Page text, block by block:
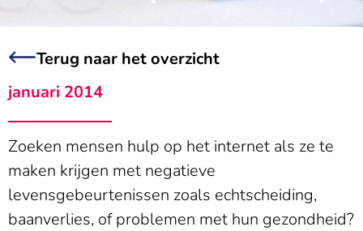
Terug naar het overzicht
januari 2014
Zoeken mensen hulp op het internet als ze te
maken krijgen met negatieve
levensgebeurtenissen zoals echtscheiding,
baanverlies, of problemen met hun gezondheid?